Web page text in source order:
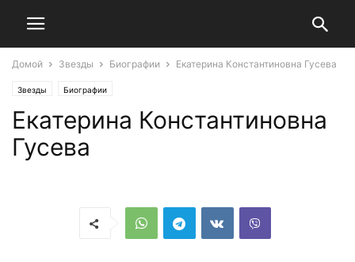
Домой Звезды Биографии Екатерина Константиновна Гусева
Звезды Биографии
Екатерина Константиновна
Гусева